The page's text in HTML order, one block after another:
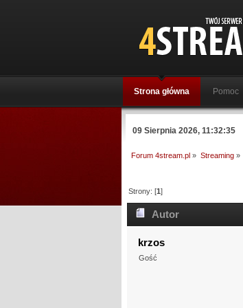
Strona główna Pomoc
09 Sierpnia 2026, 11:32:35
Forum 4stream.pl » Streaming»
Strony: [1]
Autor
krzos
Gość